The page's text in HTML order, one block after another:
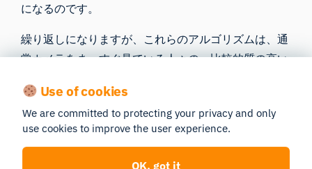
になるのです。
繰り返しになりますが、これらのアルゴリズムは、通
常カメラをまっすぐ見ている人々の、比較的質の高い
おくことが重要です。したがって、参加者が薄暗い部
屋でソファに横になり、ノートパソコンを腹の上に載
せているような状況では、アルゴリズムは顔を識別す
ることさえ困難であり、数ピクセル幅の虹彩の位置を
Use of cookies
We are committed to protecting your privacy and only
use cookies to improve the user experience.
OK, got it